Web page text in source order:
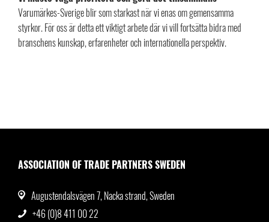
Varumärkes-Sverige blir som starkast när vi enas om gemensamma
styrkor. För oss är detta ett viktigt arbete där vi vill fortsätta bidra med
branschens kunskap, erfarenheter och internationella perspektiv.
ASSOCIATION OF TRADE PARTNERS SWEDEN
Augustendalsvägen 7, Nacka strand, Sweden
+46 (0)8 411 00 22